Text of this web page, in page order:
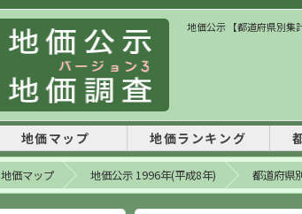
地価公示 【都道府県別集
地価マップ 地価ランキング
地価マップ 地価公示 1996年(平成8年) 都道府県